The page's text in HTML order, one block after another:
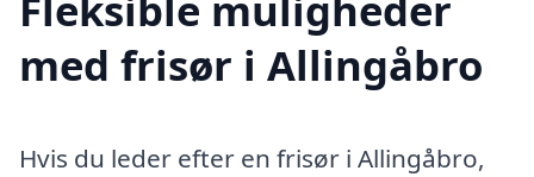
med frisør i Allingåbro
Hvis du leder efter en frisør i Allingåbro,